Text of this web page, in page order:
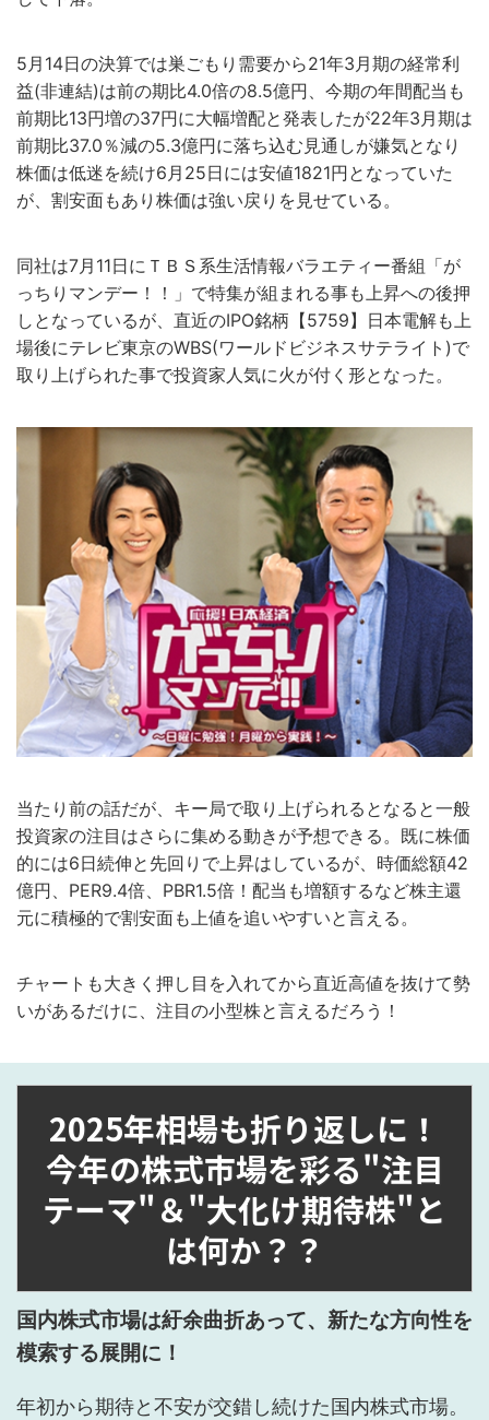
5月14日の決算では巣ごもり需要から21年3月期の経常利
益(非連結)は前の期比4.0倍の8.5億円、今期の年間配当も
前期比13円増の37円に大幅増配と発表したが22年3月期は
前期比37.0％減の5.3億円に落ち込む見通しが嫌気となり
株価は低迷を続け6月25日には安値1821円となっていた
が、割安面もあり株価は強い戻りを見せている。
同社は7月11日にＴＢＳ系生活情報バラエティー番組「が
っちりマンデー！！」で特集が組まれる事も上昇への後押
しとなっているが、直近のIPO銘柄【5759】日本電解も上
場後にテレビ東京のWBS(ワールドビジネスサテライト)で
取り上げられた事で投資家人気に火が付く形となった。
当たり前の話だが、キー局で取り上げられるとなると一般
投資家の注目はさらに集める動きが予想できる。既に株価
的には6日続伸と先回りで上昇はしているが、時価総額42
億円、PER9.4倍、PBR1.5倍！配当も増額するなど株主還
元に積極的で割安面も上値を追いやすいと言える。
チャートも大きく押し目を入れてから直近高値を抜けて勢
いがあるだけに、注目の小型株と言えるだろう！
2025年相場も折り返しに！
今年の株式市場を彩る"注目
テーマ"＆"大化け期待株"と
は何か？？
国内株式市場は紆余曲折あって、新たな方向性を
模索する展開に！
年初から期待と不安が交錯し続けた国内株式市場。